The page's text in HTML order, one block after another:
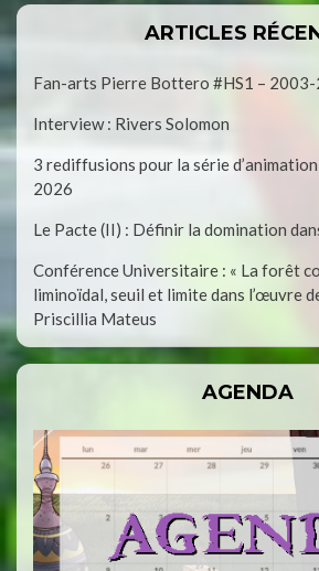
ARTICLES
Fan-arts Pierre Bottero #HS1 –
Interview : Rivers Solomon
3 rediffusions pour la série d’animation
2026
Le Pacte (II) : Définir la domination
Conférence Universitaire : « La forêt
liminoïdal, seuil et limite dans l’œuvre
Priscillia Mateus
AGENDA